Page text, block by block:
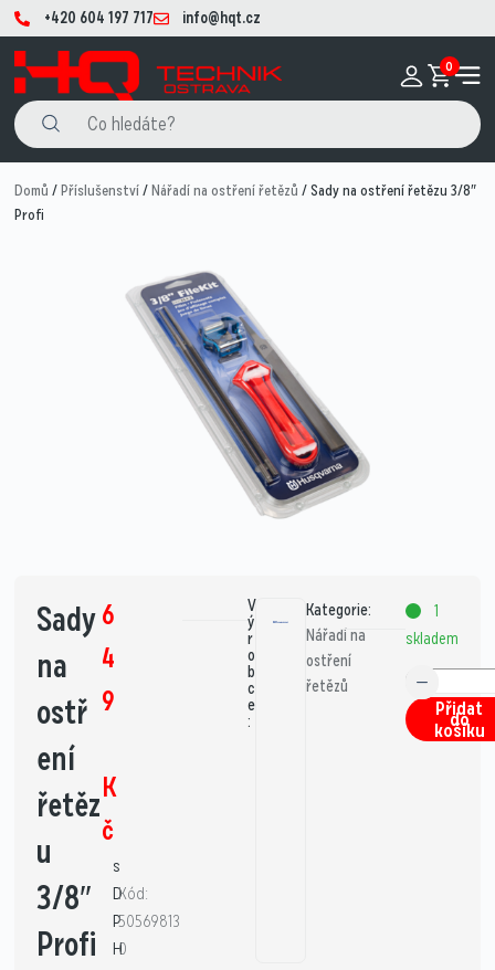
+420 604 197 717 info@hqt.cz
0
Domů /Příslušenství/Nářadí na ostření řetězů / Sady na ostření řetězu 3/8″
Profi
Sady
na
ostř
ení
řetěz
u
3/8″
Profi
6
4
9
K
č
s
D
P
H
Kód:
50569813
0
V
ý
r
o
b
c
e
:
Kategorie:
Nářadí na
ostření
řetězů
1
skladem
Přidat
do
košíku